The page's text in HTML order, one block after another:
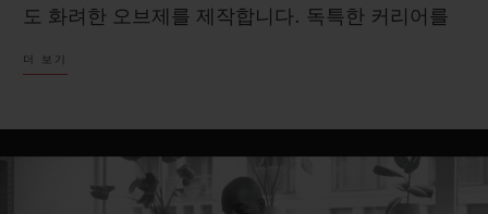
도 화려한 오브제를 제작합니다. 독특한 커리어를
이어 가면서 금세 명성을 얻었고, 특정한 분야 또는
법, 혁신에 끌리며, 모든 위블로 프렌즈 및 엠버서
더와 마찬가지로 사무엘 또한 색다른 각도로 위블
더 보기
연락처